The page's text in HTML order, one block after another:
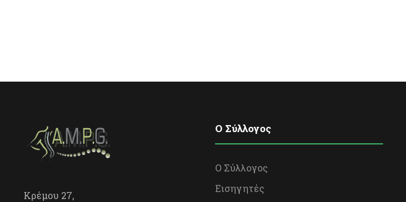
Κρέμου 27,
O Σύλλογος
Ο Σύλλογος
Εισηγητές